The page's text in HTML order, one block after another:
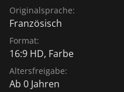
Originalsprache:
Französisch
Format:
16:9 HD, Farbe
Altersfreigabe:
Ab 0 Jahren